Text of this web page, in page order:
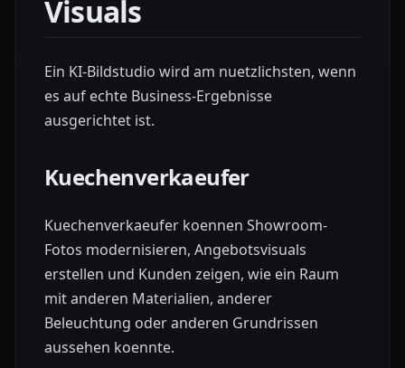
Visuals
Ein KI-Bildstudio wird am nuetzlichsten, wenn
es auf echte Business-Ergebnisse
ausgerichtet ist.
Kuechenverkaeufer
Kuechenverkaeufer koennen Showroom-
Fotos modernisieren, Angebotsvisuals
erstellen und Kunden zeigen, wie ein Raum
mit anderen Materialien, anderer
Beleuchtung oder anderen Grundrissen
aussehen koennte.